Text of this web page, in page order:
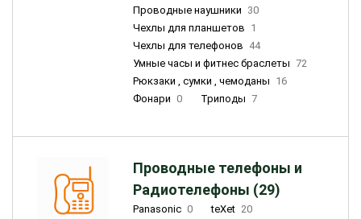
Проводные наушники 30
Чехлы для планшетов 1
Чехлы для телефонов 44
Умные часы и фитнес браслеты 72
Рюкзаки , сумки , чемоданы 16
Фонари 0 Триподы 7
Проводные телефоны и
Радиотелефоны (29)
Panasonic 0 teXet 20